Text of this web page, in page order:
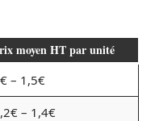
moyen HT par unité
– 1,5€
– 1,4€